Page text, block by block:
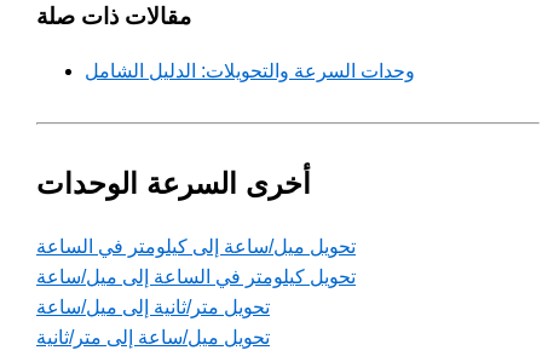
مقالات ذات صلة
وحدات السرعة والتحويلات: الدليل الشامل
أخرى السرعة الوحدات
تحويل ميل/ساعة إلى كيلومتر في الساعة
تحويل كيلومتر في الساعة إلى ميل/ساعة
تحويل متر/ثانية إلى ميل/ساعة
تحويل ميل/ساعة إلى متر/ثانية